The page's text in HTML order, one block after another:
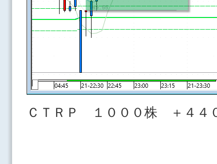
ＣＴＲＰ １０００株 ＋４４